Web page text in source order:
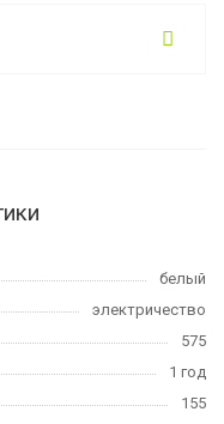
белый
электричество
575
1 год
155